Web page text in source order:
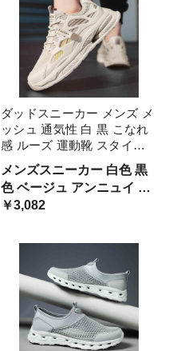
ダッドスニーカー メンズ メ
ッシュ 通気性 白 黒 こなれ
感 ルーズ 運動靴 スタイリ
ッシュ スニーカー 韓国系
男子 クッションソール 厚底
シューズ カッコイイ 映える
ニッチ 黒スニーカ 個性的
メンズスニーカー 白色 黒
色 ベージュ アンニュイ ス
トリート ハイテクスニーカ
生 男の子 ボーイッシュ イ
ンスタ映え ベーシック
￥3,082